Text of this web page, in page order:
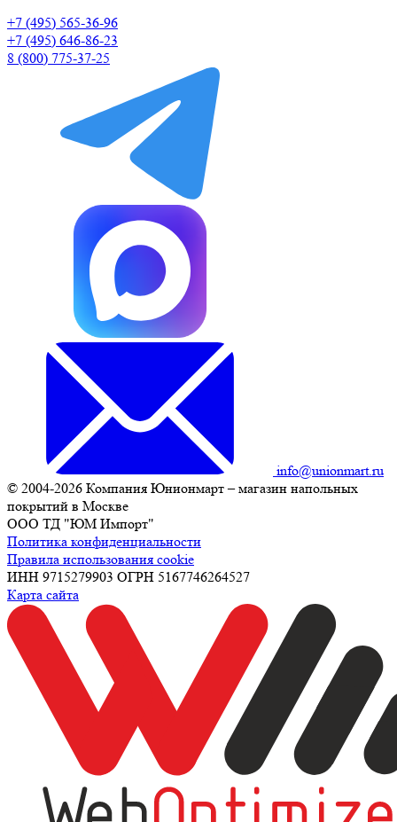
+7 (495) 565-36-96
+7 (495) 646-86-23
8 (800) 775-37-25
info@unionmart.ru
© 2004-2026 Компания Юнионмарт – магазин напольных
покрытий в Москве
ООО ТД "ЮМ Импорт"
Политика конфиденциальности
Правила использования cookie
ИНН 9715279903 ОГРН 5167746264527
Карта сайта